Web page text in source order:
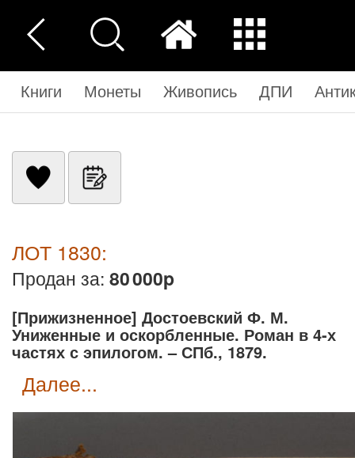
Книги Монеты Живопись ДПИ
ЛОТ 1830:
Продан за: 80 000p
[Прижизненное] Достоевский Ф. М.
Униженные и оскорбленные. Роман в 4-х
частях с эпилогом. – СПб., 1879.
далее...